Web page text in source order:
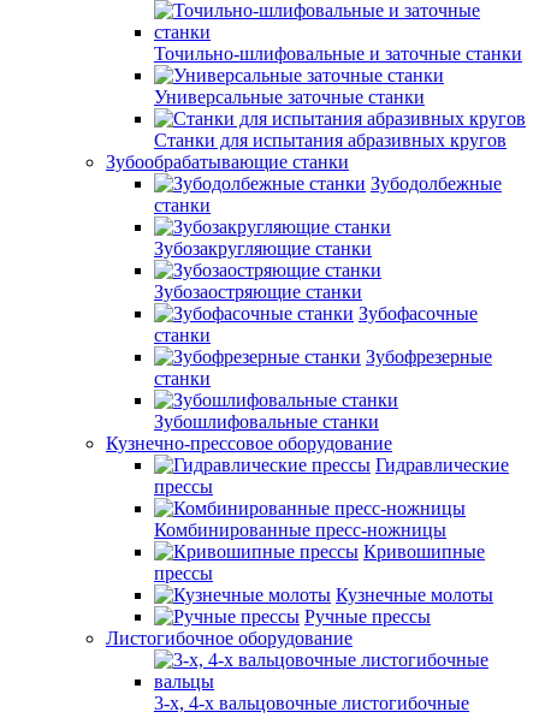
Точильно-шлифовальные и заточные станки
Универсальные заточные станки
Станки для испытания абразивных кругов
Зубообрабатывающие станки
Зубодолбежные
станки
Зубозакругляющие станки
Зубозаостряющие станки
Зубофасочные
станки
Зубофрезерные
станки
Зубошлифовальные станки
Кузнечно-прессовое оборудование
Гидравлические
прессы
Комбинированные пресс-ножницы
Кривошипные
прессы
Кузнечные молоты
Ручные прессы
Листогибочное оборудование
3-х, 4-х вальцовочные листогибочные